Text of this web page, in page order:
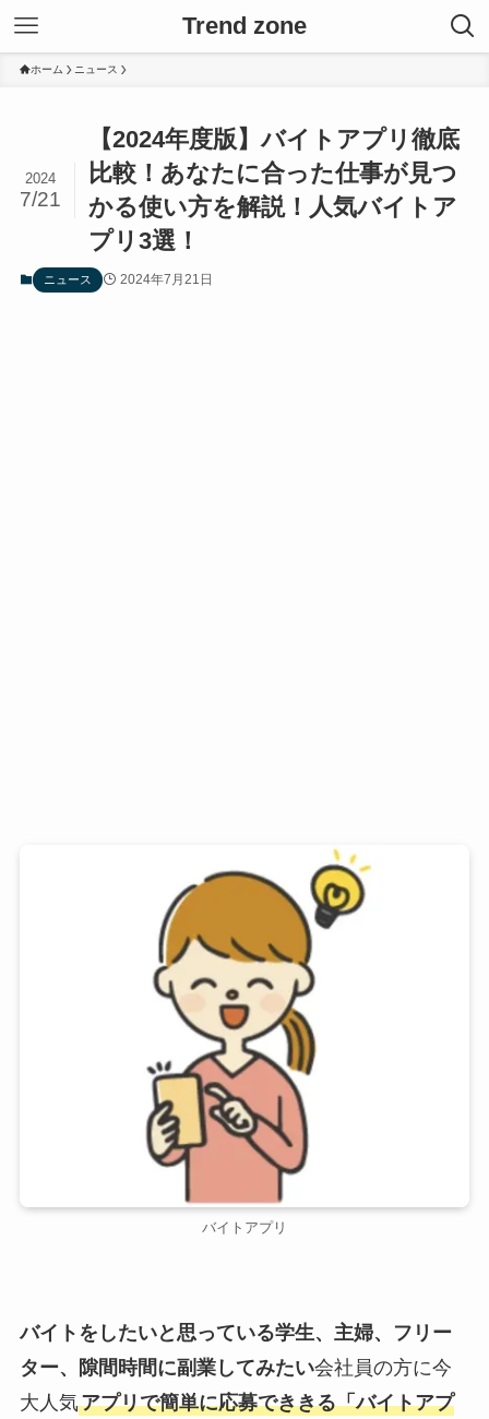
Trend zone
ホーム ニュース
【2024年度版】バイトアプリ徹底
比較！あなたに合った仕事が見つ
かる使い方を解説！人気バイトア
プリ3選！
2024
7/21
ニュース 2024年7月21日
バイトアプリ
バイトをしたいと思っている学生、主婦、フリー
ター、隙間時間に副業してみたい会社員の方に今
大人気アプリで簡単に応募でききる「バイトアプ